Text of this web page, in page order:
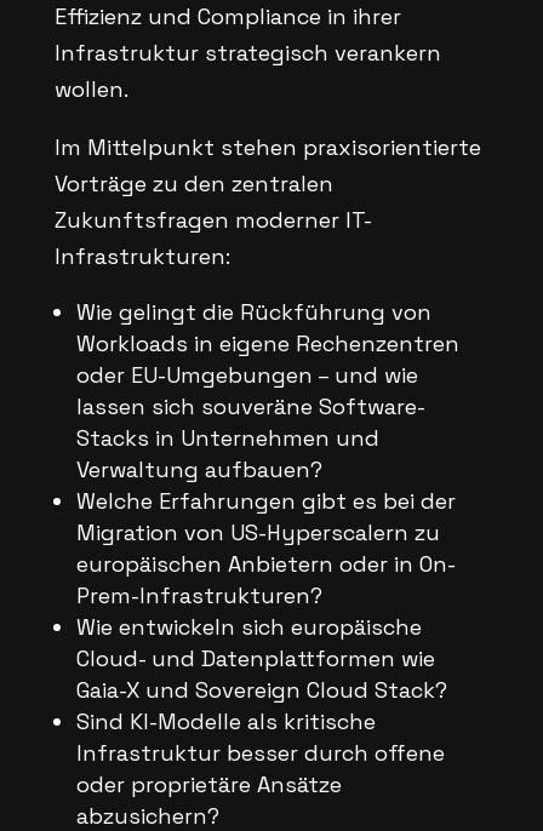
Effizienz und Compliance in ihrer
Infrastruktur strategisch verankern
wollen.
Im Mittelpunkt stehen praxisorientierte
Vorträge zu den zentralen
Zukunftsfragen moderner IT-
Infrastrukturen:
Wie gelingt die Rückführung von
Workloads in eigene Rechenzentren
oder EU-Umgebungen – und wie
lassen sich souveräne Software-
Stacks in Unternehmen und
Verwaltung aufbauen?
Welche Erfahrungen gibt es bei der
Migration von US-Hyperscalern zu
europäischen Anbietern oder in On-
Prem-Infrastrukturen?
Wie entwickeln sich europäische
Cloud- und Datenplattformen wie
Gaia-X und Sovereign Cloud Stack?
Sind KI-Modelle als kritische
Infrastruktur besser durch offene
oder proprietäre Ansätze
abzusichern?